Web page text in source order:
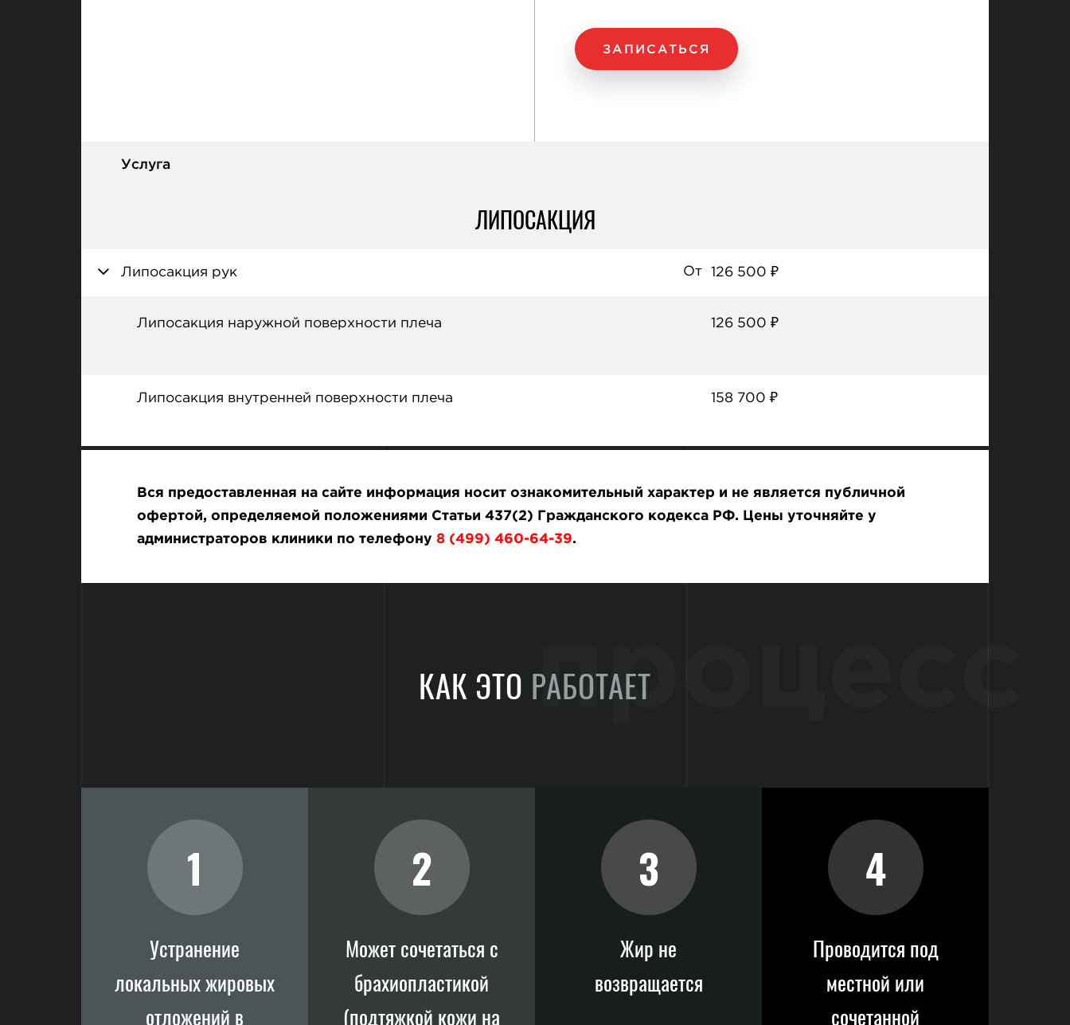
ЗАПИСАТЬСЯ
Услуга
ЛИПОСАКЦИЯ
Липосакция рук От 126 500 ₽
Липосакция наружной поверхности плеча 126 500 ₽
Липосакция внутренней поверхности плеча 158 700 ₽
Вся предоставленная на сайте информация носит ознакомительный характер и не является публичной
офертой, определяемой положениями Статьи 437(2) Гражданского кодекса РФ. Цены уточняйте у
администраторов клиники по телефону 8 (499) 460-64-39.
КАК ЭТО РАБОТАЕТ
процесс
1
Устранение
локальных жировых
отложений в
2
Может сочетаться с
брахиопластикой
(подтяжкой кожи на
3
Жир не
возвращается
4
Проводится под
местной или
сочетанной